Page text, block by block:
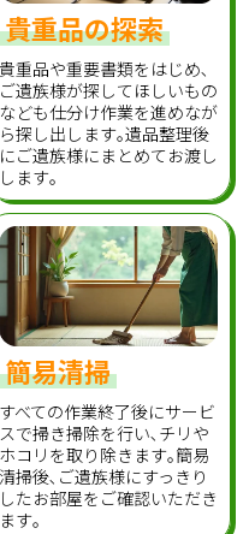
貴重品の探索
貴重品や重要書類をはじめ､
ご遺族様が探してほしいもの
なども仕分け作業を進めなが
ら探し出します｡遺品整理後
にご遺族様にまとめてお渡し
します｡
簡易清掃
すべての作業終了後にサービ
スで掃き掃除を行い､チリや
ホコリを取り除きます｡簡易
清掃後､ご遺族様にすっきり
したお部屋をご確認いただき
ます｡